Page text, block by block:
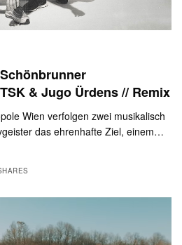
& Jugo Ürdens // Remix
Wien verfolgen zwei musikalisch
das ehrenhafte Ziel, einem…